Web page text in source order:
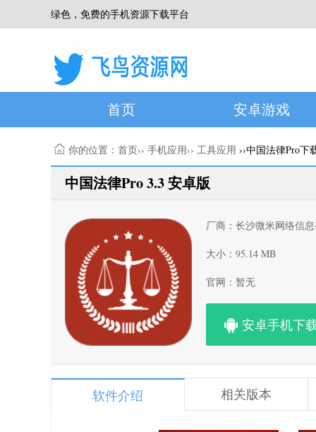
绿色，免费的手机资源下载平台
首页 安卓游戏
你的位置： 首页›› 手机应用›› 工具应用 ››中国法律Pro下
中国法律Pro 3.3 安卓版
安卓手机下
厂商：长沙微米网络信
大小：95.14 MB
官网：暂无
软件介绍 相关版本